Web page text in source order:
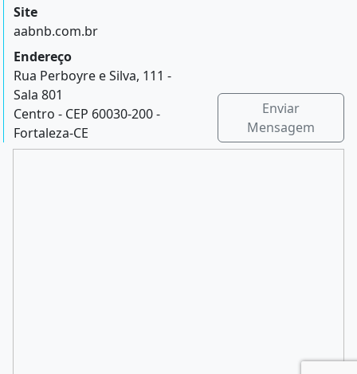
Site
aabnb.com.br
Endereço
Rua Perboyre e Silva, 111 -
Sala 801
Centro - CEP 60030-200 -
Fortaleza-CE
Enviar
Mensagem